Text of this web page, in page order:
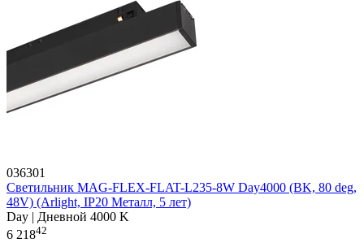
036301
Светильник MAG-FLEX-FLAT-L235-8W Day4000 (BK, 80 deg,
48V) (Arlight, IP20 Металл, 5 лет)
Day | Дневной 4000 K
6 21842